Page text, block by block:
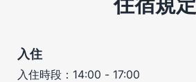
入住
入住時段：14:00 - 17:00